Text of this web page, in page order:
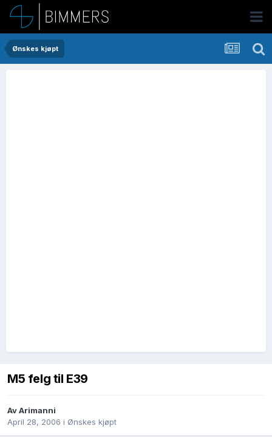
Ønskes kjøpt
M5 felg til E39
AvArimanni
April 28, 2006 i Ønskes kjøpt